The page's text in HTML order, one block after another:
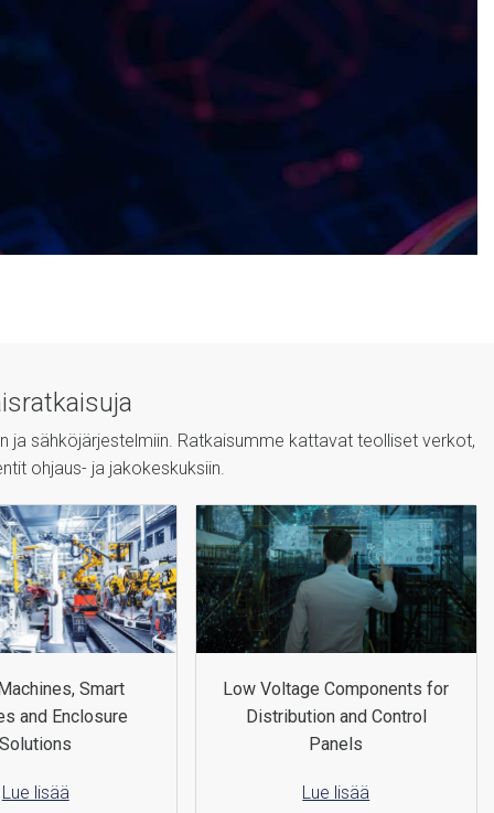
ja sähköjärjestelmiin. Ratkaisumme kattavat teolliset verkot,
ohjaus- ja jakokeskuksiin.
Smart
and Enclosure
Solutions
Lue lisää
Low Voltage Components for
Distribution and Control
Panels
Lue lisää